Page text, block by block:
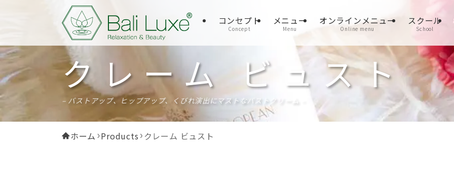
コンセプト
Concept
メニュー
Menu
オンラインメニュー
Online menu
スクール
School
クレーム ビュスト
– バストアップ、ヒップアップ、くびれ演出にマストなバストクリーム –
ホーム Products クレーム ビュスト